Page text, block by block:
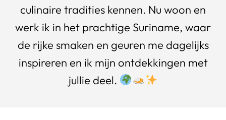
culinaire tradities kennen. Nu woon en
werk ik in het prachtige Suriname, waar
de rijke smaken en geuren me dagelijks
inspireren en ik mijn ontdekkingen met
jullie deel.